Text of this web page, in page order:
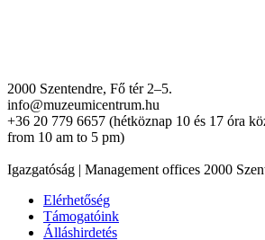
2000 Szentendre, Fő tér 2–5.
info@muzeumicentrum.hu
+36 20 779 6657 (hétköznap 10 és 17 óra
from 10 am to 5 pm)
Igazgatóság | Management offices 2000
Elérhetőség
Támogatóink
Álláshirdetés